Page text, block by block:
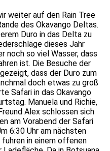
weiter auf den Rain Tree
des Okavango Deltas.
Duro in das Delta zu
dieses Jahr
noch so viel Wasser, dass
ist. Die Besuche der
dass der Duro zum
doch etwas zu groß
Safari in das Okavango
Manuela und Richie,
Alex schlossen sich
am Vorabend der Safari
6:30 Uhr am nächsten
fuhren in einem offenen